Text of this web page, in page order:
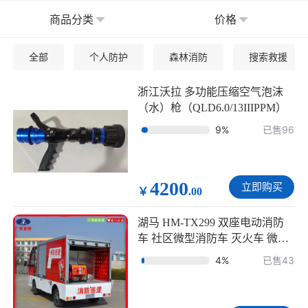
商品分类 价格
全部 个人防护 森林消防 搜索救援
浙江沃拉 多功能压缩空气泡沫
（水）枪（QLD6.0/13IIIPPM）
9%
已售96
￥ 4200.00 立即购买
湖马 HM-TX299 双座电动消防
车 社区微型消防车 灭火车 微型
4% 已售43